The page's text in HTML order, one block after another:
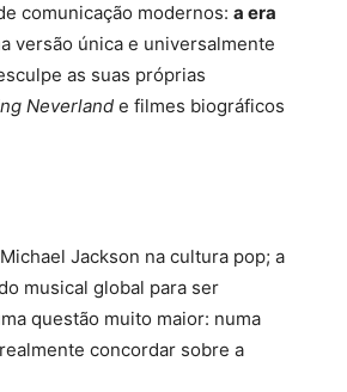
comunicação modernos: a era
versão única e universalmente
as suas próprias
Neverland e filmes biográficos
Jackson na cultura pop; a
musical global para ser
questão muito maior: numa
concordar sobre a